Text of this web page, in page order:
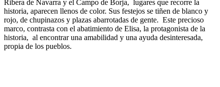
Ribera de Navarra y el Campo de Borja, lugares que recorre la
historia, aparecen llenos de color. Sus festejos se tiñen de blanco y
rojo, de chupinazos y plazas abarrotadas de gente. Este precioso
marco, contrasta con el abatimiento de Elisa, la protagonista de la
historia, al encontrar una amabilidad y una ayuda desinteresada,
propia de los pueblos.